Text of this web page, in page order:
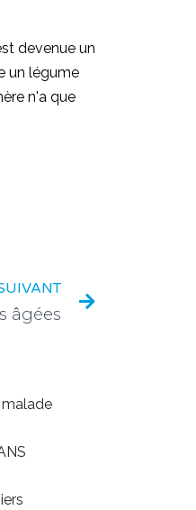
devenue un
un légume
n'a que
âgées